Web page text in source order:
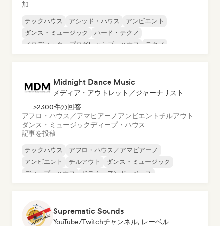
加
テックハウス アシッド・ハウス
アンビエント
ダンス・ミュージック
ハード・テクノ
メロディック・プログレッシブ・ハウス
テクノ
Midnight Dance Music
メディア・アウトレット／ジャーナリスト
>2300件の回答
アフロ・ハウス／アマピアーノ アンビエント チルアウト
ダンス・ミュージックディープ・ハウス
記事を投稿
テックハウス
アフロ・ハウス／アマピアーノ
アンビエント
チルアウト
ダンス・ミュージック
ディープ・ハウス
ドラム・アンド・ベース
Suprematic Sounds
YouTube/Twitchチャンネル, レーベル